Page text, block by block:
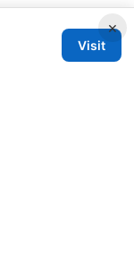
×
Visit